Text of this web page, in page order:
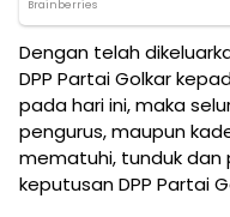
Dengan telah
DPP Partai Golkar
pada hari ini, maka
pengurus, maupun
mematuhi, tunduk
keputusan DPP Partai